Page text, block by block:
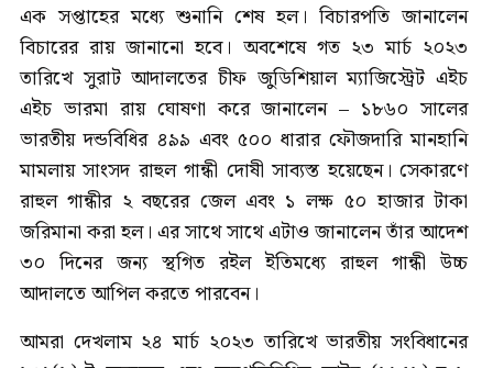
এক সপ্তাহের মধ্যে শুনানি শেষ হল। বিচারপতি জানালেন
বিচারের রায় জানানো হবে। অবশেষে গত ২৩ মার্চ ২০২৩
তারিখে সুরাট আদালতের চীফ জুডিশিয়াল ম্যাজিস্ট্রেট এইচ
এইচ ভারমা রায় ঘোষণা করে জানালেন – ১৮৬০ সালের
ভারতীয় দন্ডবিধির ৪৯৯ এবং ৫০০ ধারার ফৌজদারি মানহানি
মামলায় সাংসদ রাহুল গান্ধী দোষী সাব্যস্ত হয়েছেন। সেকারণে
রাহুল গান্ধীর ২ বছরের জেল এবং ১ লক্ষ ৫০ হাজার টাকা
জরিমানা করা হল। এর সাথে সাথে এটাও জানালেন তাঁর আদেশ
৩০ দিনের জন্য স্থগিত রইল ইতিমধ্যে রাহুল গান্ধী উচ্চ
আদালতে আপিল করতে পারবেন।
আমরা দেখলাম ২৪ মার্চ ২০২৩ তারিখে ভারতীয় সংবিধানের